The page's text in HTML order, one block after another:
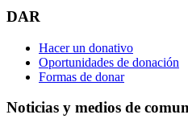
DAR
Hacer un donativo
Oportunidades de donación
Formas de donar
Noticias y medios de